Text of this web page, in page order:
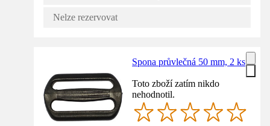
Nelze rezervovat
Spona průvlečná 50 mm, 2 ks
Toto zboží zatím nikdo
nehodnotil.